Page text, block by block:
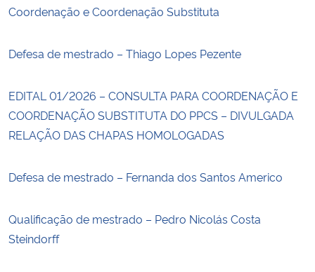
Coordenação e Coordenação Substituta
Defesa de mestrado – Thiago Lopes Pezente
EDITAL 01/2026 – CONSULTA PARA COORDENAÇÃO E
COORDENAÇÃO SUBSTITUTA DO PPCS – DIVULGADA
RELAÇÃO DAS CHAPAS HOMOLOGADAS
Defesa de mestrado – Fernanda dos Santos Americo
Qualificação de mestrado – Pedro Nicolás Costa
Steindorff